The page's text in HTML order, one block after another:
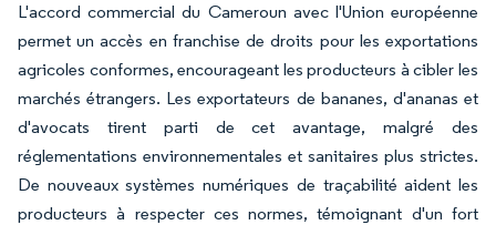
L'accord commercial du Cameroun avec l'Union européenne
permet un accès en franchise de droits pour les exportations
agricoles conformes, encourageant les producteurs à cibler les
marchés étrangers. Les exportateurs de bananes, d'ananas et
d'avocats tirent parti de cet avantage, malgré des
réglementations environnementales et sanitaires plus strictes.
De nouveaux systèmes numériques de traçabilité aident les
producteurs à respecter ces normes, témoignant d'un fort